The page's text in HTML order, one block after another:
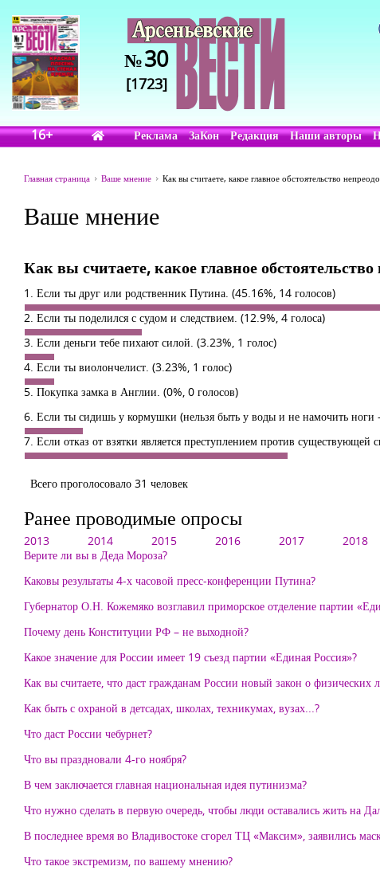
№30
[1723]
16+ Реклама ЗаКон Редакция Наши авторы
Главная страница Ваше мнение Как вы считаете, какое главное обстоятельство
Ваше мнение
Как вы считаете, какое главное
1. Если ты друг или родственник Путина. (45.16%, 14 голосов)
2. Если ты поделился с судом и следствием. (12.9%, 4 голоса)
3. Если деньги тебе пихают силой. (3.23%, 1 голос)
4. Если ты виолончелист. (3.23%, 1 голос)
5. Покупка замка в Англии. (0%, 0 голосов)
6. Если ты сидишь у кормушки (нельзя быть у воды и не намочить ноги
7. Если отказ от взятки является преступлением против существующей
Всего проголосовало 31 человек
Ранее проводимые опросы
2013 2014 2015 2016 2017 2018
Верите ли вы в Деда Мороза?
Каковы результаты 4-х часовой пресс-конференции Путина?
Губернатор О.Н. Кожемяко возглавил приморское отделение партии
Почему день Конституции РФ – не выходной?
Какое значение для России имеет 19 съезд партии «Единая Россия»?
Как вы считаете, что даст гражданам России новый закон о
Как быть с охраной в детсадах, школах, техникумах, вузах...?
Что даст России чебурнет?
Что вы праздновали 4-го ноября?
В чем заключается главная национальная идея путинизма?
Что нужно сделать в первую очередь, чтобы люди оставались жить на
В последнее время во Владивостоке сгорел ТЦ «Максим», заявились
Что такое экстремизм, по вашему мнению?